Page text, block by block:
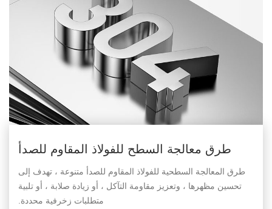
طرق معالجة السطح للفولاذ المقاوم للصدأ
طرق المعالجة السطحية للفولاذ المقاوم للصدأ متنوعة ، تهدف إلى
تحسين مظهرها ، وتعزيز مقاومة التآكل ، أو زيادة صلابة ، أو تلبية
متطلبات زخرفية محددة.